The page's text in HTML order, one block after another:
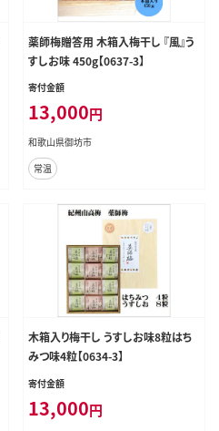
薬師梅贈答用 木箱入梅干し 『風』う
すしお味 450g【0637-3】
寄付金額
13,000円
和歌山県御坊市
常温
木箱入り梅干し うすしお味8粒はち
みつ味4粒【0634-3】
寄付金額
13,000円